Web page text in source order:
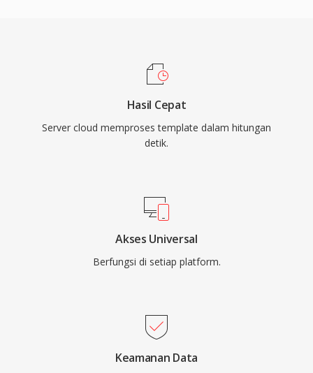
Hasil Cepat
Server cloud memproses template dalam hitungan
detik.
Akses Universal
Berfungsi di setiap platform.
Keamanan Data